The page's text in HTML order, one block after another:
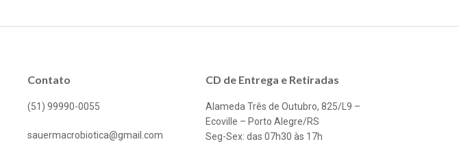
Contato
(51) 99990-0055
sauermacrobiotica@gmail.com
CD de Entrega e Retiradas
Alameda Três de Outubro, 825/L9 –
Ecoville – Porto Alegre/RS
Seg-Sex: das 07h30 às 17h